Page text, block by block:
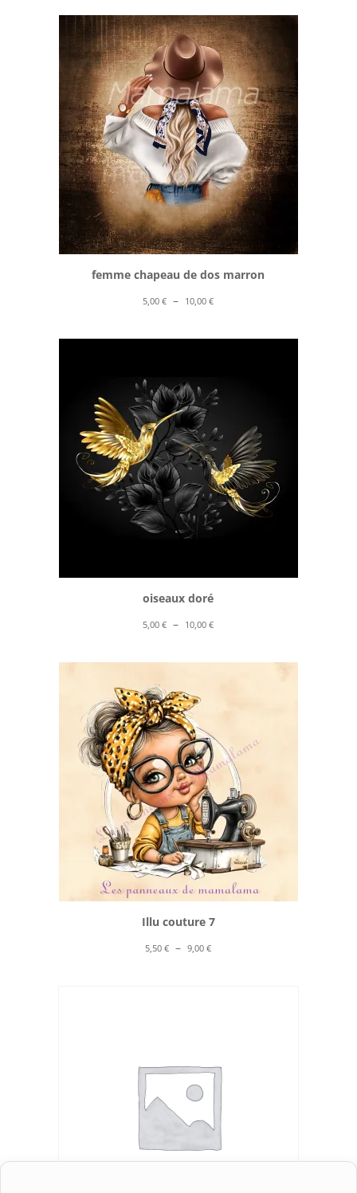
prix :
5,00 €
à
10,00 €
femme chapeau de dos marron
5,00€ – 10,00€Plage
prix :
10,00 €
oiseaux doré
5,00€ – 10,00€Plage
prix :
Illu couture 7
5,50€ – 9,00€Plage